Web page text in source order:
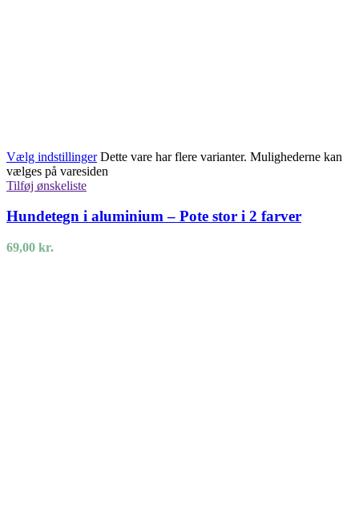
Vælg indstillinger Dette vare har flere varianter. Mulighederne kan
vælges på varesiden
Tilføj ønskeliste
Hundetegn i aluminium – Pote stor i 2 farver
69,00 kr.